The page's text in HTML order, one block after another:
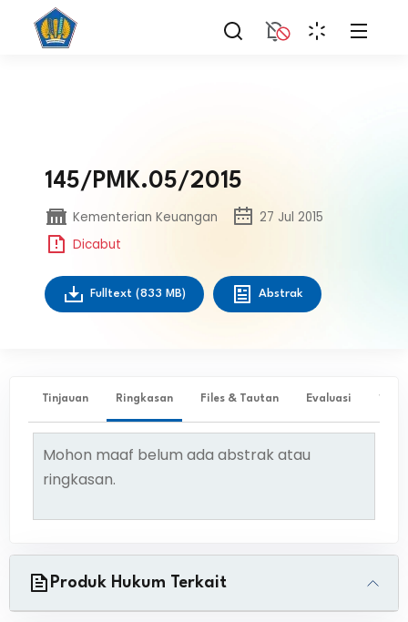
145/PMK.05/2015
Kementerian Keuangan
27 Jul 2015
Dicabut
Fulltext (833 MB) Abstrak
Tinjauan Ringkasan Files & Tautan Evaluasi ✨
Mohon maaf belum ada abstrak atau
ringkasan.
Produk Hukum Terkait